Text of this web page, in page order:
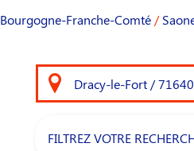
Bourgogne-Franche-Comté /
FILTREZ VOTRE